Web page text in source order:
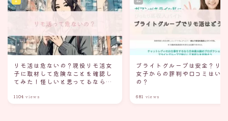
リモ活は危ないの？現役リモ活女
子に取材して危険なことを確認し
てみた！怪しいと思ってるなら読
1104 views
ブライトグループは安全？リ
女子からの評判や口コミはいい
の？
681 views